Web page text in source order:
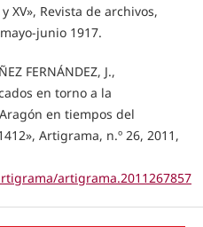
XV», Revista de archivos,
junio 1917.
FERNÁNDEZ, J.,
en torno a la
en tiempos del
Artigrama, n.º 26, 2011,
artigrama.2011267857